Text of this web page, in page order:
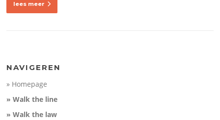
lees meer
NAVIGEREN
» Homepage
» Walk the line
» Walk the law